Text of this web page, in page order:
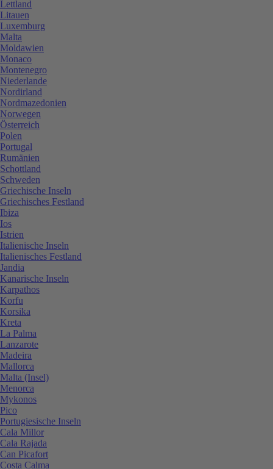
Lettland
Litauen
Luxemburg
Malta
Moldawien
Monaco
Montenegro
Niederlande
Nordirland
Nordmazedonien
Norwegen
Österreich
Polen
Portugal
Rumänien
Schottland
Schweden
Griechische Inseln
Griechisches Festland
Ibiza
Ios
Istrien
Italienische Inseln
Italienisches Festland
Jandia
Kanarische Inseln
Karpathos
Korfu
Korsika
Kreta
La Palma
Lanzarote
Madeira
Mallorca
Malta (Insel)
Menorca
Mykonos
Pico
Portugiesische Inseln
Cala Millor
Cala Rajada
Can Picafort
Costa Calma